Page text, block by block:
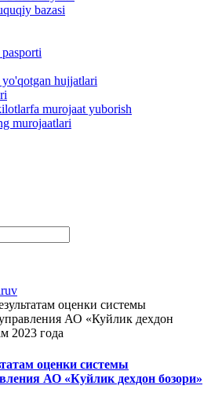
bazasi
hujjatlari
murojaat yuborish
murojaatlari
оценки системы
АО «Куйлик дехдон
2023 года
оценки системы
АО «Куйлик дехдон бозори»